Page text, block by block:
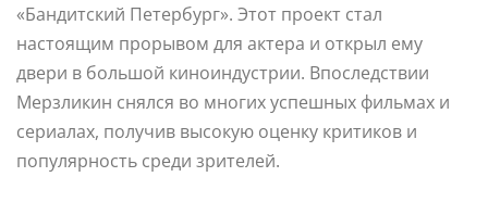
«Бандитский Петербург». Этот проект стал
настоящим прорывом для актера и открыл ему
двери в большой киноиндустрии. Впоследствии
Мерзликин снялся во многих успешных фильмах и
сериалах, получив высокую оценку критиков и
популярность среди зрителей.